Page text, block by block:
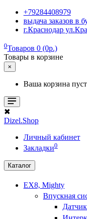
+79284408979
выдача заказов в
г.Краснодар
0Товаров 0 (0р.)
Товары в корзине
×
Ваша корзина
✖
Dizel.Shop
Личный кабинет
Закладки0
Каталог
EX8, Mighty
Впускная